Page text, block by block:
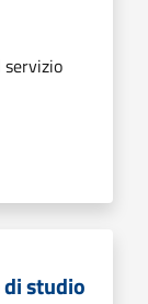
servizio
studio